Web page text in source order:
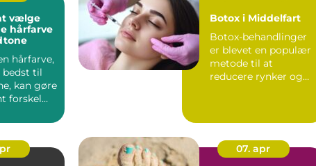
vælge
hårfarve
hårfarve,
bedst til
kan gøre
forskel
Botox i Middelfart
Botox-behandlinger
er blevet en populær
metode til at
reducere rynker og
07. apr